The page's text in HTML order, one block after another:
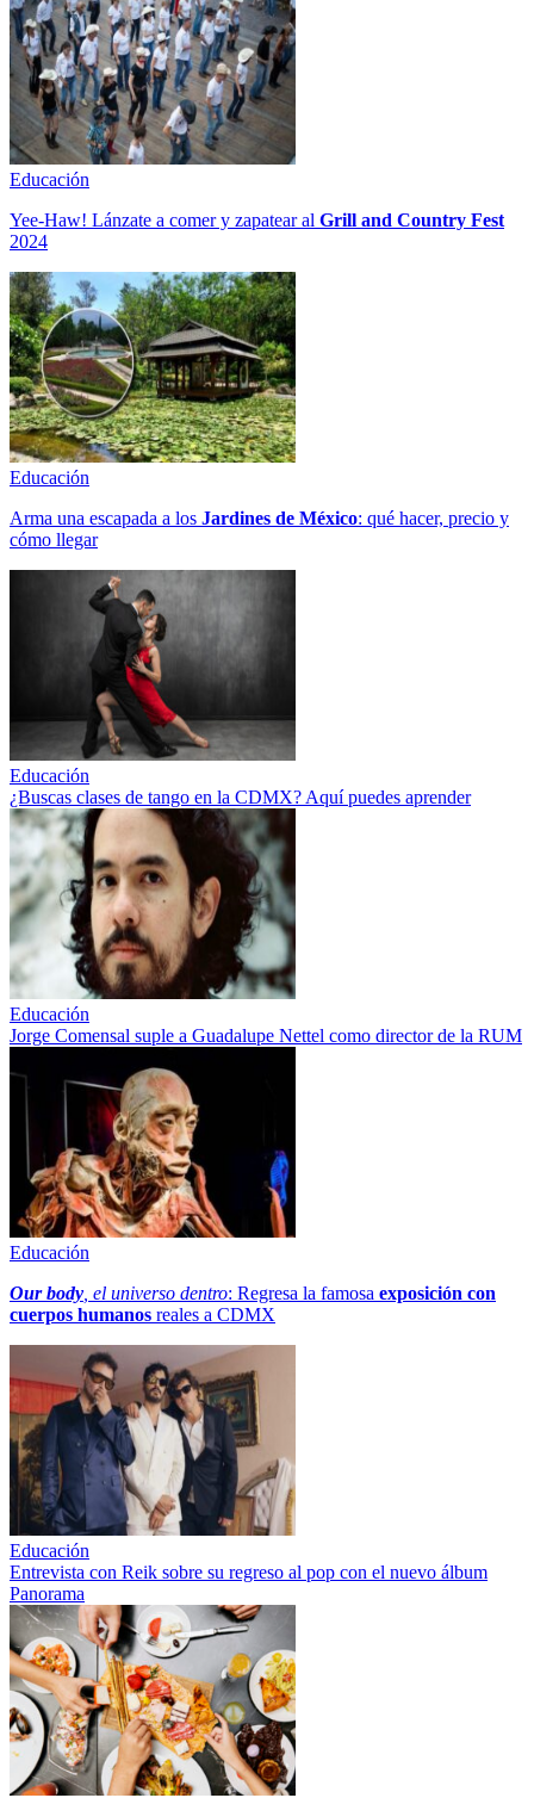
Educación
Yee-Haw! Lánzate a comer y zapatear al Grill and Country Fest
2024
Educación
Arma una escapada a los Jardines de México: qué hacer, precio y
cómo llegar
Educación
¿Buscas clases de tango en la CDMX? Aquí puedes aprender
Educación
Jorge Comensal suple a Guadalupe Nettel como director de la RUM
Educación
Our body , el universo dentro: Regresa la famosa exposición con
cuerpos humanos reales a CDMX
Educación
Entrevista con Reik sobre su regreso al pop con el nuevo álbum
Panorama